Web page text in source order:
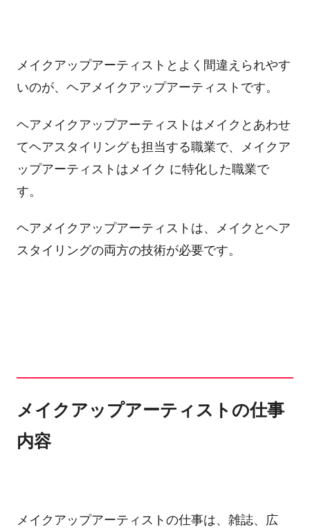
メイクアップアーティストとよく間違えられやす
いのが、ヘアメイクアップアーティストです。
ヘアメイクアップアーティストはメイクとあわせ
てヘアスタイリングも担当する職業で、メイクア
ップアーティストはメイク に特化した職業で
す。
ヘアメイクアップアーティストは、メイクとヘア
スタイリングの両方の技術が必要です。
メイクアップアーティストの仕事
内容
メイクアップアーティストの仕事は、雑誌、広